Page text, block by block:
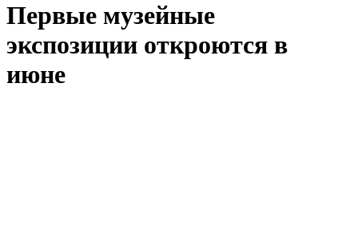
Первые музейные
экспозиции откроются в
июне